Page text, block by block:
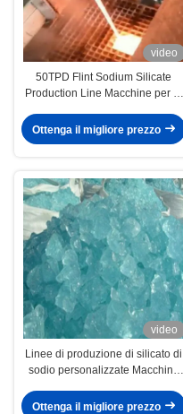
video
50TPD Flint Sodium Silicate
Production Line Macchine per la
Ottenga il migliore prezzo
video
Linee di produzione di silicato di
sodio personalizzate Macchine
di silicio
Ottenga il migliore prezzo